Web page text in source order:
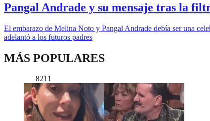
Pangal Andrade y su mensaje tras la
El embarazo de Melina Noto y Pangal Andrade debía ser una
adelantó a los futuros padres
MÁS POPULARES
8211